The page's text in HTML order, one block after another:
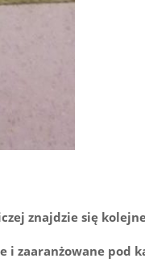
znajdzie się
i zaaranżowane pod